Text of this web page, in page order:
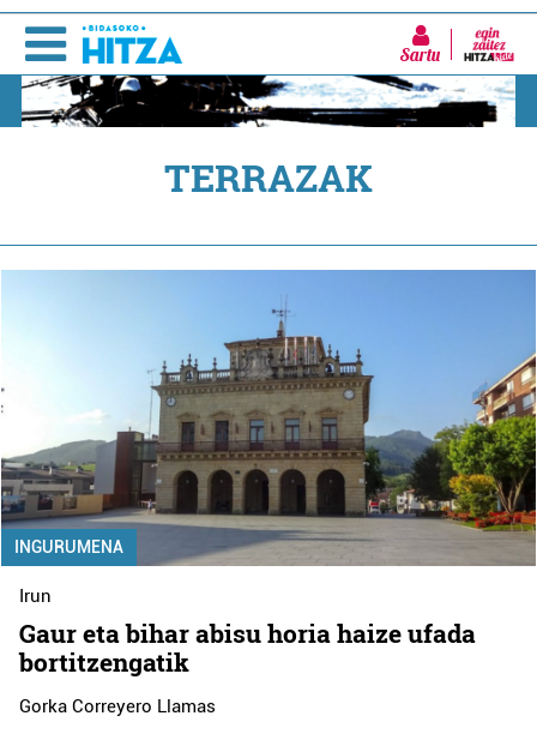
Sartu
TERRAZAK
INGURUMENA
Irun
Gaur eta bihar abisu horia haize ufada
bortitzengatik
Gorka Correyero Llamas